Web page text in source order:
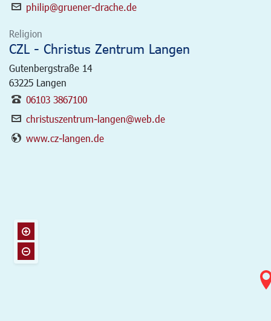
philip@gruener-drache.de
Religion
CZL - Christus Zentrum Langen
Gutenbergstraße 14
63225 Langen
06103 3867100
christuszentrum-langen@web.de
www.cz-langen.de